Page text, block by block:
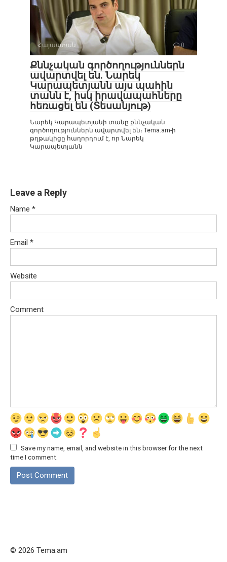
Հայաստան 0
Քննչական գործողություններն
ավարտվել են. Նարեկ
Կարապետյանն այս պահին
տանն է, իսկ իրավապահները
հեռացել են (Տեսանյութ)
Նարեկ Կարապետյանի տանը քննչական
գործողություններն ավարտվել են։ Tema.am-ի
թղթակիցը հաղորդում է, որ Նարեկ
Կարապետյանն
Leave a Reply
Name *
Email *
Website
Comment
Save my name, email, and website in this browser for the next
time I comment.
© 2026 Tema.am